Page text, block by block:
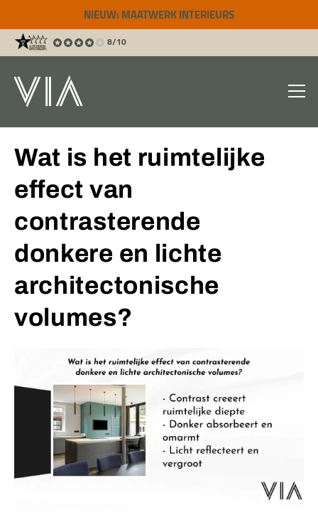
NIEUW: MAATWERK INTERIEURS
8/10
Wat is het ruimtelijke
effect van
contrasterende
donkere en lichte
architectonische
volumes?